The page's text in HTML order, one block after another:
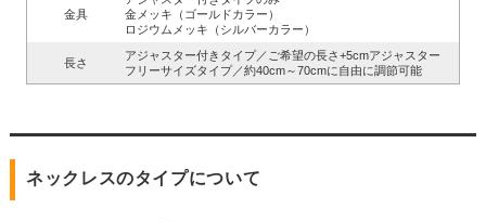
金具
金メッキ（ゴールドカラー）
ロジウムメッキ（シルバーカラー）
長さ
アジャスター付きタイプ／ご希望の長さ+5cmアジャスター
フリーサイズタイプ／約40cm～70cmに自由に調節可能
ネックレスのタイプについて